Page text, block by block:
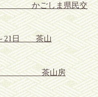
ごしま県民交
21日 茶山
茶山房